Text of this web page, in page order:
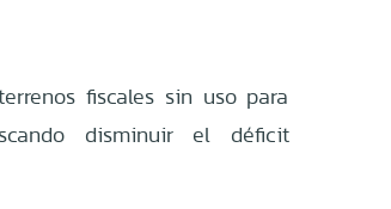
fiscales sin uso para
disminuir el déficit